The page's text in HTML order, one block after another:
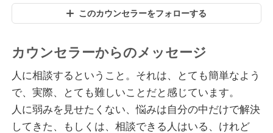
このカウンセラーをフォローする
カウンセラーからのメッセージ
人に相談するということ。それは、とても簡単なよう
で、実際、とても難しいことだと感じています。
人に弱みを見せたくない、悩みは自分の中だけで解決
してきた、もしくは、相談できる人はいる、けれど